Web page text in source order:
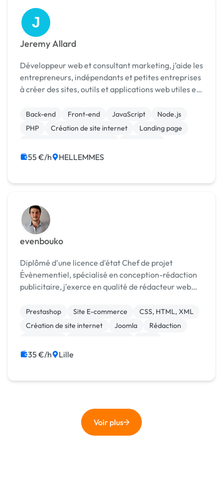
J
Jeremy Allard
Développeur web et consultant marketing, j’aide les
entrepreneurs, indépendants et petites entreprises
à créer des sites, outils et applications web utiles et
Back-end Front-end JavaScript
Node.js
PHP
Création de site internet
Landing page
SEO / GEO
55 €/h HELLEMMES
evenbouko
Diplômé d'une licence d'état Chef de projet
Évènementiel, spécialisé en conception-rédaction
publicitaire, j'exerce en qualité de rédacteur web
depuis 2012. Mes compétences : - rédaction Web
(opti...
Prestashop Site E-commerce
CSS, HTML, XML
Création de site internet
Joomla
Rédaction
Community management
35 €/h Lille
Voir plus